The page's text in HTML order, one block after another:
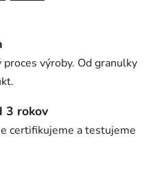
výroby. Od granulky
3 rokov
certifikujeme a testujeme